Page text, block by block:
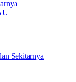
Sekitarnya